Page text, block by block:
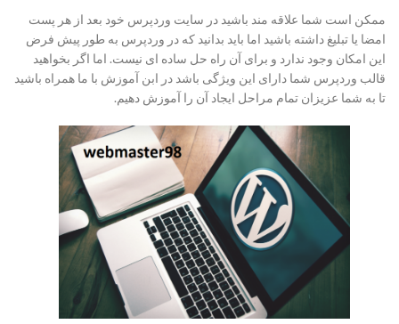
ممکن است شما علاقه مند باشید در سایت وردپرس خود بعد از هر پست
امضا یا تبلیغ داشته باشید اما باید بدانید که در وردپرس به طور پیش فرض
این امکان وجود ندارد و برای آن راه حل ساده ای نیست. اما اگر بخواهید
قالب وردپرس شما دارای این ویژگی باشد در ابن آموزش با ما همراه باشید
تا به شما عزیزان تمام مراحل ایجاد آن را آموزش دهیم.